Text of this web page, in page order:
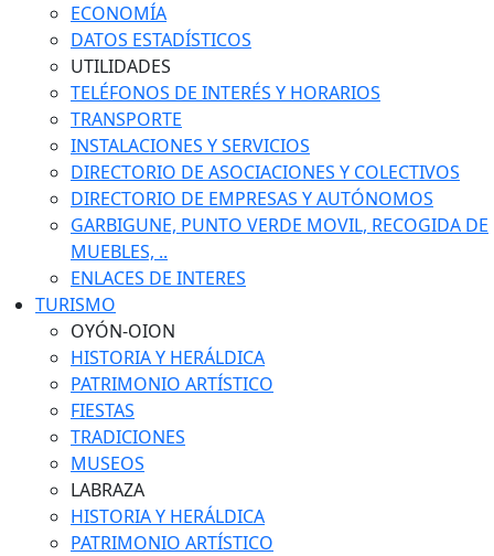
ECONOMÍA
DATOS ESTADÍSTICOS
UTILIDADES
TELÉFONOS DE INTERÉS Y HORARIOS
TRANSPORTE
INSTALACIONES Y SERVICIOS
DIRECTORIO DE ASOCIACIONES Y COLECTIVOS
DIRECTORIO DE EMPRESAS Y AUTÓNOMOS
GARBIGUNE, PUNTO VERDE MOVIL, RECOGIDA DE
MUEBLES, ..
ENLACES DE INTERES
TURISMO
OYÓN-OION
HISTORIA Y HERÁLDICA
PATRIMONIO ARTÍSTICO
FIESTAS
TRADICIONES
MUSEOS
LABRAZA
HISTORIA Y HERÁLDICA
PATRIMONIO ARTÍSTICO